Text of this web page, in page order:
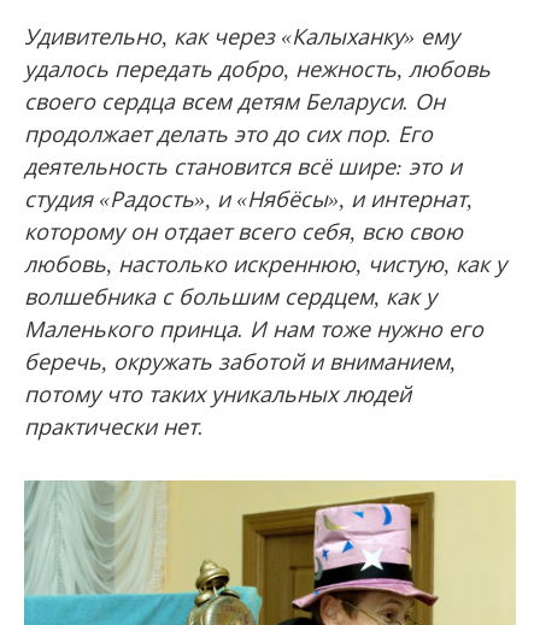
Удивительно, как через «Калыханку» ему
удалось передать добро, нежность, любовь
своего сердца всем детям Беларуси. Он
продолжает делать это до сих пор. Его
деятельность становится всё шире: это и
студия «Радость», и «Нябёсы», и интернат,
которому он отдает всего себя, всю свою
любовь, настолько искреннюю, чистую, как у
волшебника с большим сердцем, как у
Маленького принца. И нам тоже нужно его
беречь, окружать заботой и вниманием,
потому что таких уникальных людей
практически нет.